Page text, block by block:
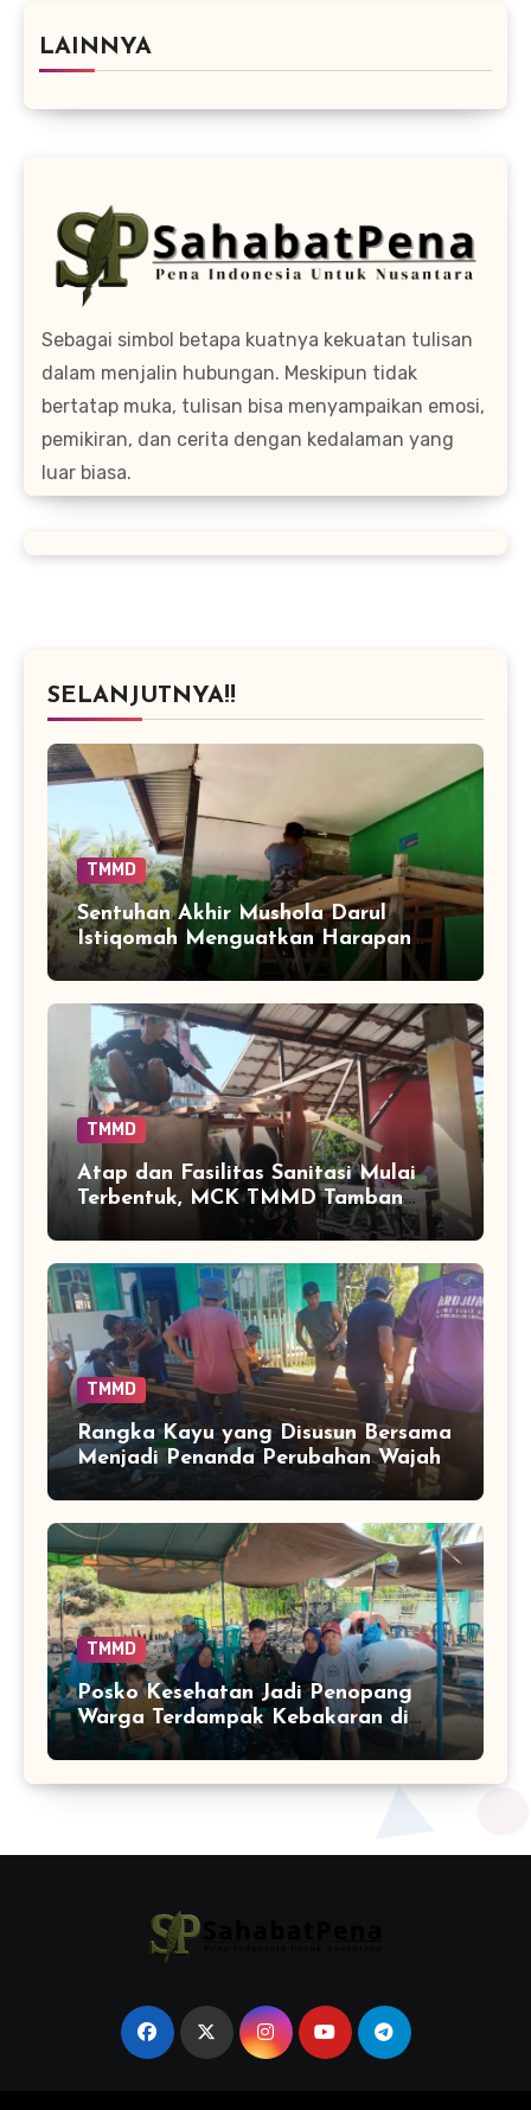
LAINNYA
Sebagai simbol betapa kuatnya kekuatan tulisan
dalam menjalin hubungan. Meskipun tidak
bertatap muka, tulisan bisa menyampaikan emosi,
pemikiran, dan cerita dengan kedalaman yang
luar biasa.
SELANJUTNYA!!
TMMD
Sentuhan Akhir Mushola Darul
Istiqomah Menguatkan Harapan
Warga Tamban Bangun
TMMD
Atap dan Fasilitas Sanitasi Mulai
Terbentuk, MCK TMMD Tamban
Bangun Masuki Tahap Penentu
TMMD
Rangka Kayu yang Disusun Bersama
Menjadi Penanda Perubahan Wajah
TPA di Tamban Bangun
TMMD
Posko Kesehatan Jadi Penopang
Warga Terdampak Kebakaran di
Tamban Bangun